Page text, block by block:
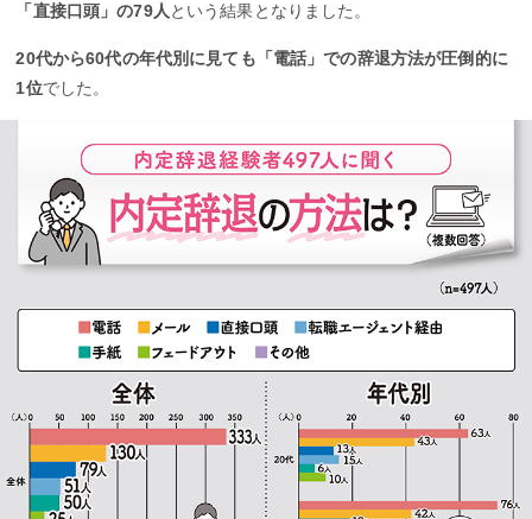
「直接口頭」の79人という結果となりました。
20代から60代の年代別に見ても「電話」での辞退方法が圧倒的に
1位でした。